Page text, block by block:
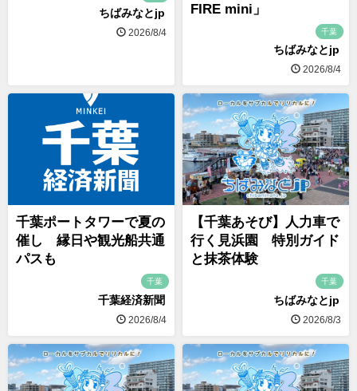
ちばみなとjp
2026/8/4
FIRE mini」
千葉
ちばみなとjp
2026/8/4
千葉ポートタワーで夏の
催し 縁日や観光船共通
パスも
千葉
千葉経済新聞
2026/8/4
【千葉あそび】人力車で
行く見浜園 特別ガイド
と抹茶体験
千葉
ちばみなとjp
2026/8/3